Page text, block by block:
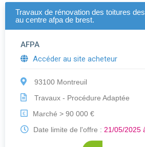
Travaux de rénovation des toitures
au centre afpa de brest.
AFPA
Accéder au site acheteur
93100 Montreuil
Travaux - Procédure Adaptée
€
Marché > 90 000 €
Date limite de l'offre : 21/05/2025